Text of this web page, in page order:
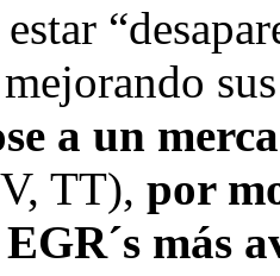
a un
TT), por
más